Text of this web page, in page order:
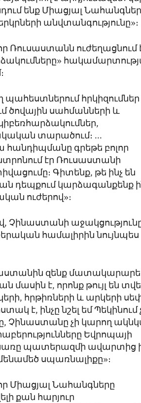
ենք Միացյալ
անվտանգությունը»։
Ռուսաստանն ուժեղացնում
ծովային սահմանների և
տարածում։ ...
գրեթե բոլոր
էր Ռուսաստանի
Գիտենք, թե ինչ են
դեպքում կարձագանքենք
ուժերով»։
Չինաստանի
համալիրին նույնպես
զենք
է, որոնք թույլ են
հրթիռների և արկերի
է, ինչը նշել եմ Պեկինում
Չինաստանը չի կարող
Եվրոպայի
սառը պատերազմի ավարտից
սպառնալիքը»։
Միացյալ Նահանգները
քան հարյուր